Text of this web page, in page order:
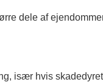
dele af
især hvis